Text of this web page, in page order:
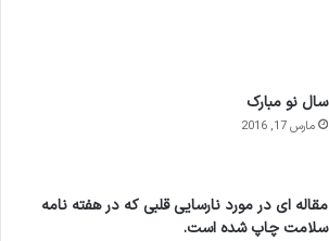
سال نو مبارک
مارس 17, 2016
مقاله ای در مورد نارسایی قلبی که در هفته نامه
سلامت چاپ شده است.